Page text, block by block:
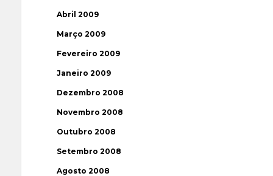
Abril 2009
Março 2009
Fevereiro 2009
Janeiro 2009
Dezembro 2008
Novembro 2008
Outubro 2008
Setembro 2008
Agosto 2008